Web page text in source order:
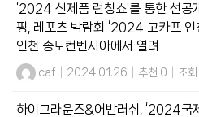
‘2024 신제품 런칭쇼’를 통한 선공
핑, 레포츠 박람회 ‘2024 고카프 인
인천 송도컨벤시아에서 열려
caf 2024.01.26 추천 0 조
하이그라운즈&어반러쉬, ‘2024국